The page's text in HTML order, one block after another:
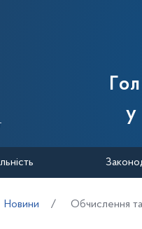
Державної
у
Новини Обчислення